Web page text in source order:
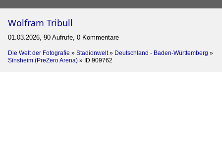
Wolfram Tribull
01.03.2026, 90 Aufrufe, 0 Kommentare
Die Welt der Fotografie » Stadionwelt» Deutschland - Baden-Württemberg »
Sinsheim (PreZero Arena) » ID 909762